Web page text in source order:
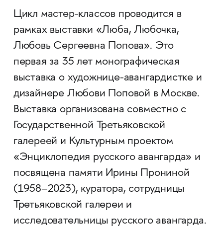
Цикл мастер-классов проводится в
рамках выставки «Люба, Любочка,
Любовь Сергеевна Попова». Это
первая за 35 лет монографическая
выставка о художнице-авангардистке и
дизайнере Любови Поповой в Москве.
Выставка организована совместно с
Государственной Третьяковской
галереей и Культурным проектом
«Энциклопедия русского авангарда» и
посвящена памяти Ирины Прониной
(1958–2023), куратора, сотрудницы
Третьяковской галереи и
исследовательницы русского авангарда.